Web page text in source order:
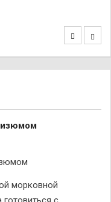
изюмом
морковной